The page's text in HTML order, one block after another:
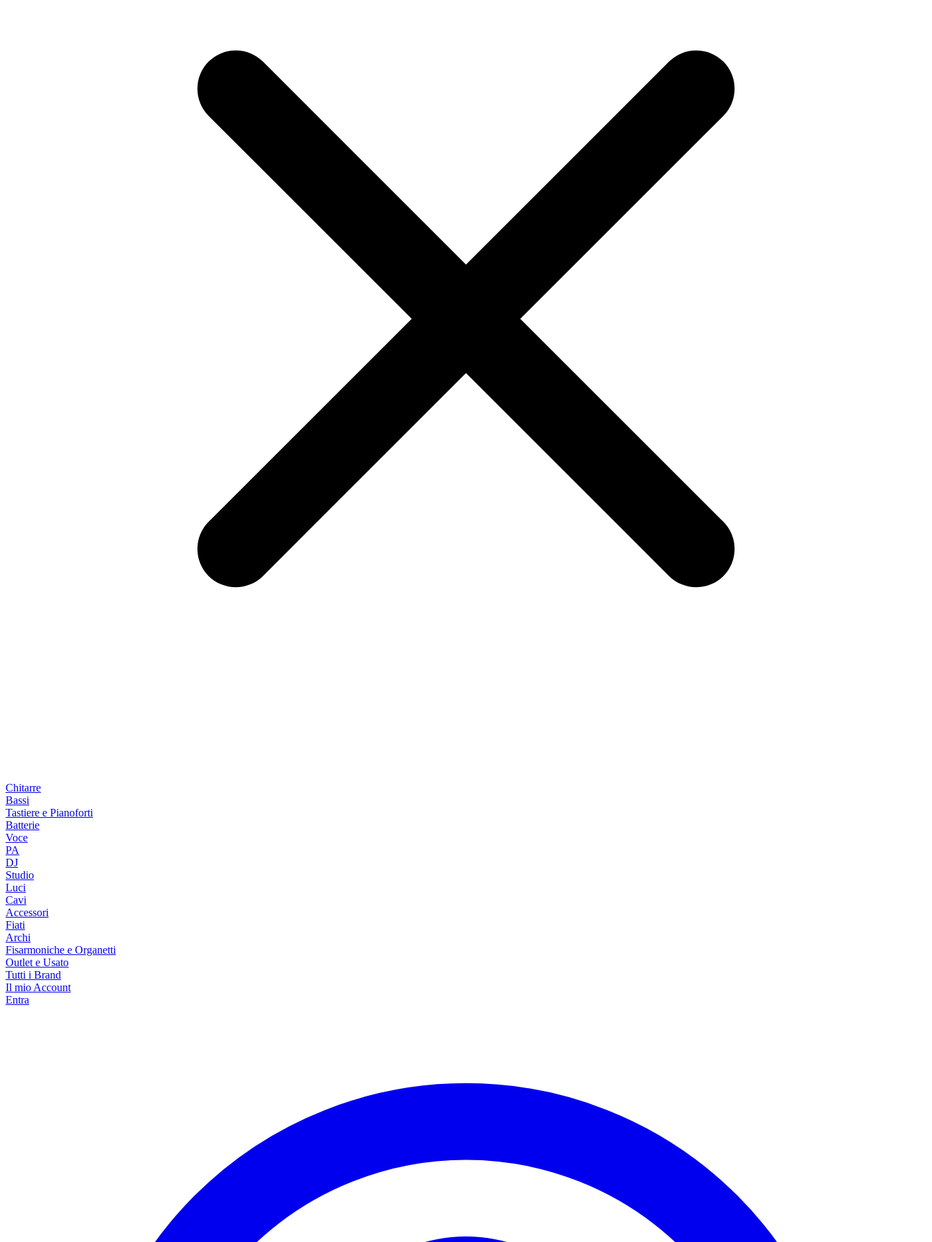
Chitarre
Bassi
Tastiere e Pianoforti
Batterie
Voce
PA
DJ
Studio
Luci
Cavi
Accessori
Fiati
Archi
Fisarmoniche e Organetti
Outlet e Usato
Tutti i Brand
Il mio Account
Entra